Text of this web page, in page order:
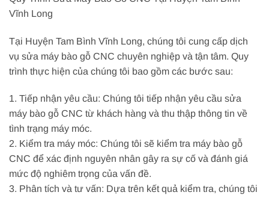
Vĩnh Long
Tại Huyện Tam Bình Vĩnh Long, chúng tôi cung cấp dịch
vụ sửa máy bào gỗ CNC chuyên nghiệp và tận tâm. Quy
trình thực hiện của chúng tôi bao gồm các bước sau:
1. Tiếp nhận yêu cầu: Chúng tôi tiếp nhận yêu cầu sửa
máy bào gỗ CNC từ khách hàng và thu thập thông tin về
tình trạng máy móc.
2. Kiểm tra máy móc: Chúng tôi sẽ kiểm tra máy bào gỗ
CNC để xác định nguyên nhân gây ra sự cố và đánh giá
mức độ nghiêm trọng của vấn đề.
3. Phân tích và tư vấn: Dựa trên kết quả kiểm tra, chúng tôi